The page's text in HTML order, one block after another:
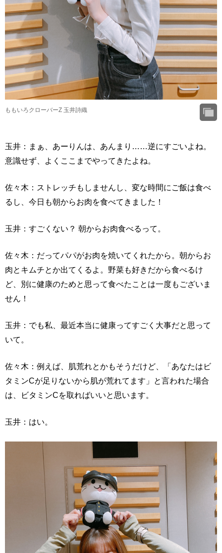
ももいろクローバーZ 玉井詩織
玉井：まぁ、あーりんは、あんまり……逆にすごいよね。
意識せず、よくここまでやってきたよね。
佐々木：ストレッチもしませんし、変な時間にご飯は食べ
るし、今日も朝からお肉を食べてきました！
玉井：すごくない？ 朝からお肉食べるって。
佐々木：だってパパがお肉を焼いてくれたから。朝からお
肉とキムチとか出てくるよ。野菜も好きだから食べるけ
ど、別に健康のためと思って食べたことは一度もございま
せん！
玉井：でも私、最近本当に健康ってすごく大事だと思って
いて。
佐々木：例えば、肌荒れとかもそうだけど、「あなたはビ
タミンCが足りないから肌が荒れてます」と言われた場合
は、ビタミンCを取ればいいと思います。
玉井：はい。